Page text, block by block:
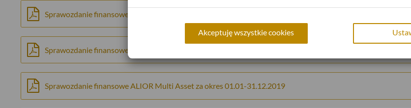
Sprawozdanie finansowe ALIOR Spokojny dla Ciebie za okres 18.10-31.12.2019
Sprawozdanie finansowe ALIOR Stabilnych Spółek za okres 01.01-31.12.2019
Sprawozdanie finansowe ALIOR Multi Asset za okres 01.01-31.12.2019
Akceptuję wszystkie cookies